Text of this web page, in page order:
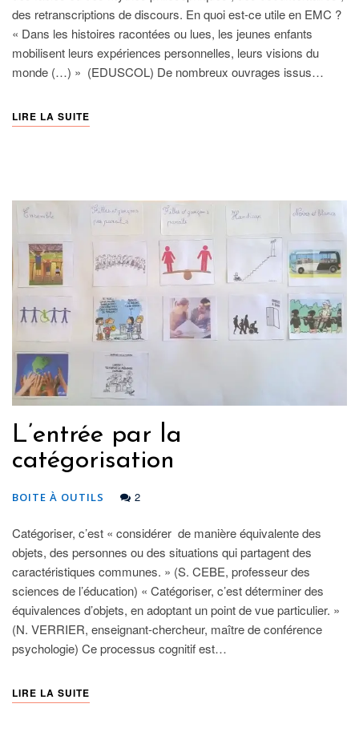
des retranscriptions de discours. En quoi est-ce utile en EMC ?
« Dans les histoires racontées ou lues, les jeunes enfants
mobilisent leurs expériences personnelles, leurs visions du
monde (…) » (EDUSCOL) De nombreux ouvrages issus…
LIRE LA SUITE
L’entrée par la
catégorisation
BOITE À OUTILS 2
Catégoriser, c’est « considérer de manière équivalente des
objets, des personnes ou des situations qui partagent des
caractéristiques communes. » (S. CEBE, professeur des
sciences de l’éducation) « Catégoriser, c’est déterminer des
équivalences d’objets, en adoptant un point de vue particulier. »
(N. VERRIER, enseignant-chercheur, maître de conférence
psychologie) Ce processus cognitif est…
LIRE LA SUITE